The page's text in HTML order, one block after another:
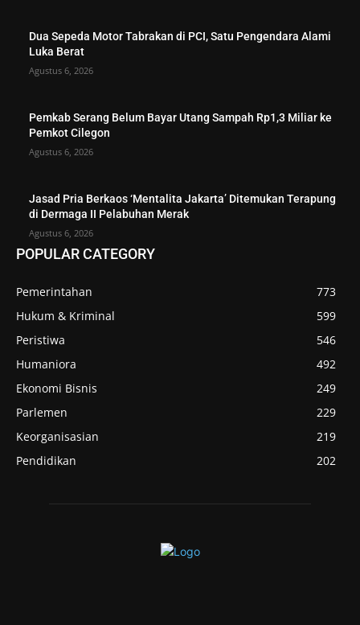
Dua Sepeda Motor Tabrakan di PCI, Satu Pengendara Alami
Luka Berat
Agustus 6, 2026
Pemkab Serang Belum Bayar Utang Sampah Rp1,3 Miliar ke
Pemkot Cilegon
Agustus 6, 2026
Jasad Pria Berkaos ‘Mentalita Jakarta’ Ditemukan Terapung
di Dermaga II Pelabuhan Merak
Agustus 6, 2026
POPULAR CATEGORY
Pemerintahan
773
Hukum & Kriminal
599
Peristiwa
546
Humaniora
492
Ekonomi Bisnis
249
Parlemen
229
Keorganisasian
219
Pendidikan
202